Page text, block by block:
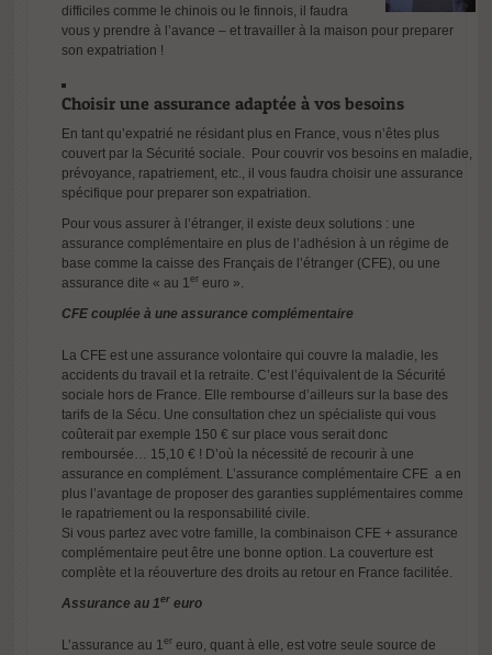
difficiles comme le chinois ou le finnois, il faudra
vous y prendre à l’avance – et travailler à la maison pour preparer
son expatriation !
Choisir une assurance adaptée à vos besoins
En tant qu’expatrié ne résidant plus en France, vous n’êtes plus
couvert par la Sécurité sociale. Pour couvrir vos besoins en maladie,
prévoyance, rapatriement, etc., il vous faudra choisir une assurance
spécifique pour preparer son expatriation.
Pour vous assurer à l’étranger, il existe deux solutions : une
assurance complémentaire en plus de l’adhésion à un régime de
base comme la caisse des Français de l’étranger (CFE), ou une
assurance dite « au 1 ereuro ».
CFE couplée à une assurance complémentaire
La CFE est une assurance volontaire qui couvre la maladie, les
accidents du travail et la retraite. C’est l’équivalent de la Sécurité
sociale hors de France. Elle rembourse d’ailleurs sur la base des
tarifs de la Sécu. Une consultation chez un spécialiste qui vous
coûterait par exemple 150 € sur place vous serait donc
remboursée… 15,10 € ! D’où la nécessité de recourir à une
assurance en complément. L’assurance complémentaire CFE a en
plus l’avantage de proposer des garanties supplémentaires comme
le rapatriement ou la responsabilité civile.
Si vous partez avec votre famille, la combinaison CFE + assurance
complémentaire peut être une bonne option. La couverture est
complète et la réouverture des droits au retour en France facilitée.
Assurance au 1ereuro
L’assurance au 1 ereuro, quant à elle, est votre seule source de